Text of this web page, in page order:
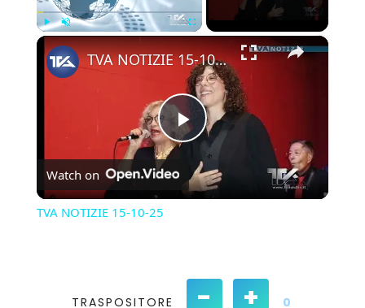
Play Unmute ×
Play
Video
TVA NOTIZIE 15-10-25
Watch on
TVA NOTIZIE 15-10-25
TRASPOSITORE - + 0